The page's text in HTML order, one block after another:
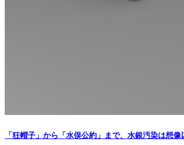
「狂帽子」から「水俣公約」まで、水銀汚染は想